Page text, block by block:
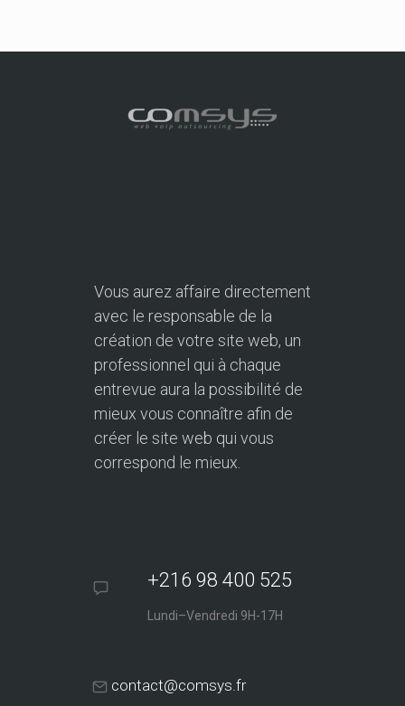
Vous aurez affaire directement
avec le responsable de la
création de votre site web, un
professionnel qui à chaque
entrevue aura la possibilité de
mieux vous connaître afin de
créer le site web qui vous
correspond le mieux.
+216 98 400 525
Lundi–Vendredi 9H-17H
contact@comsys.fr